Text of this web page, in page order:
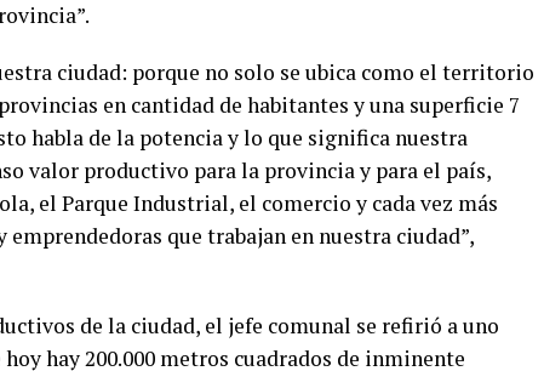
ciudad: porque no solo se ubica como el territorio
en cantidad de habitantes y una superficie 7
habla de la potencia y lo que significa nuestra
valor productivo para la provincia y para el país,
el Parque Industrial, el comercio y cada vez más
que trabajan en nuestra ciudad”,
de la ciudad, el jefe comunal se refirió a uno
hay 200.000 metros cuadrados de inminente